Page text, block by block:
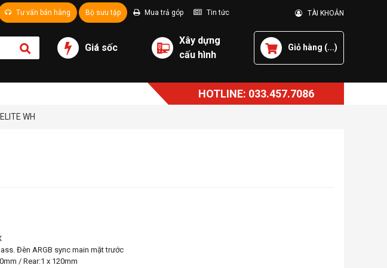
Tư vấn bán hàng Bộ sưu tập Mua trả góp Tin tức TÀI KHOẢN
Giá sốc
Xây dựng
cấu hình
Giỏ hàng (...)
HOTLINE: 033.457.7086
WH
Đèn ARGB sync main mặt trước
/ Rear:1 x 120mm